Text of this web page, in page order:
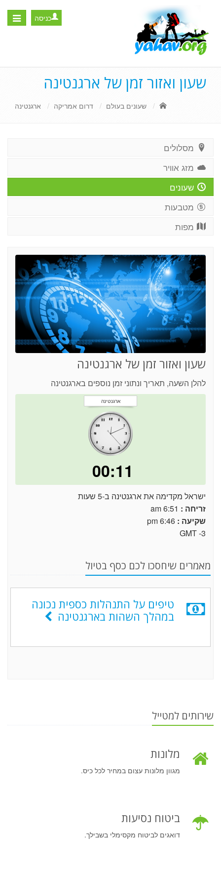
Toggle
כניסה
שעון ואזור זמן של ארגנטינה
שעונים בעולם דרום אמריקה ארגנטינה
מסלולים
מזג אוויר
שעונים
מטבעות
מפות
שעון ואזור זמן של ארגנטינה
להלן השעה, תאריך ונתוני זמן נוספים בארגנטינה
ארגנטינה
00:11
ישראל מקדימה את ארגנטינה ב-5 שעות
זריחה :
שקיעה :
GMT -3
מאמרים שיחסכו לכם כסף בטיול
טיפים על התנהלות כספית נכונה
במהלך השהות בארגנטינה
שירותים למטייל
מלונות
מגוון מלונות עצום במחיר לכל כיס.
ביטוח נסיעות
דואגים לביטוח מקסימלי בשבילך.